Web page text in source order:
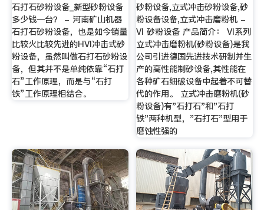
石打石砂粉设备_新型砂粉设备
多少钱一台？ - 河南矿山机器
石打石砂粉设备，也是如今销量
比较火比较先进的HVI冲击式砂
粉设备，虽然叫做石打石砂粉设
备，但其并不是单纯依靠“石打
石”工作原理，而是与“石打
铁”工作原理相结合。
砂粉设备,立式冲击砂粉设备,砂
粉设备设备,立式冲击磨粉机 -
VI 砂粉设备 产品简介： VI系列
立式冲击磨粉机(砂粉设备)是我
公司引进德国先进技术研制并生
产的高性能制砂设备,其性能在
各种矿石细破设备中起着不可替
代的作用。 立式冲击磨粉机(砂
粉设备)有"石打石"和"石打
铁"两种机型，"石打石"型用于
磨蚀性强的